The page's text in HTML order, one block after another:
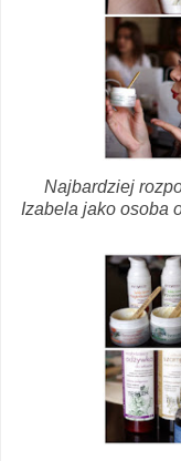
Najbardziej
Izabela jako osoba